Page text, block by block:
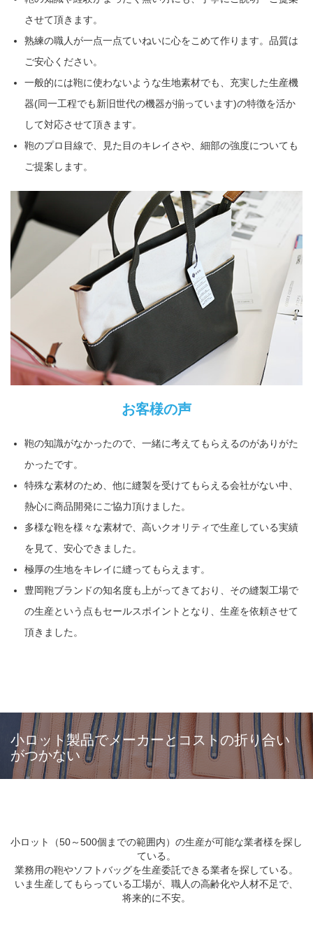
させて頂きます。
熟練の職人が一点一点ていねいに心をこめて作ります。品質は
ご安心ください。
一般的には鞄に使わないような生地素材でも、充実した生産機
器(同一工程でも新旧世代の機器が揃っています)の特徴を活か
して対応させて頂きます。
鞄のプロ目線で、見た目のキレイさや、細部の強度についても
ご提案します。
お客様の声
鞄の知識がなかったので、一緒に考えてもらえるのがありがた
かったです。
特殊な素材のため、他に縫製を受けてもらえる会社がない中、
熱心に商品開発にご協力頂けました。
多様な鞄を様々な素材で、高いクオリティで生産している実績
を見て、安心できました。
極厚の生地をキレイに縫ってもらえます。
豊岡鞄ブランドの知名度も上がってきており、その縫製工場で
の生産という点もセールスポイントとなり、生産を依頼させて
頂きました。
小ロット製品でメーカーとコストの折り合い
がつかない
小ロット（50～500個までの範囲内）の生産が可能な業者様を探し
ている。
業務用の鞄やソフトバッグを生産委託できる業者を探している。
いま生産してもらっている工場が、職人の高齢化や人材不足で、
将来的に不安。